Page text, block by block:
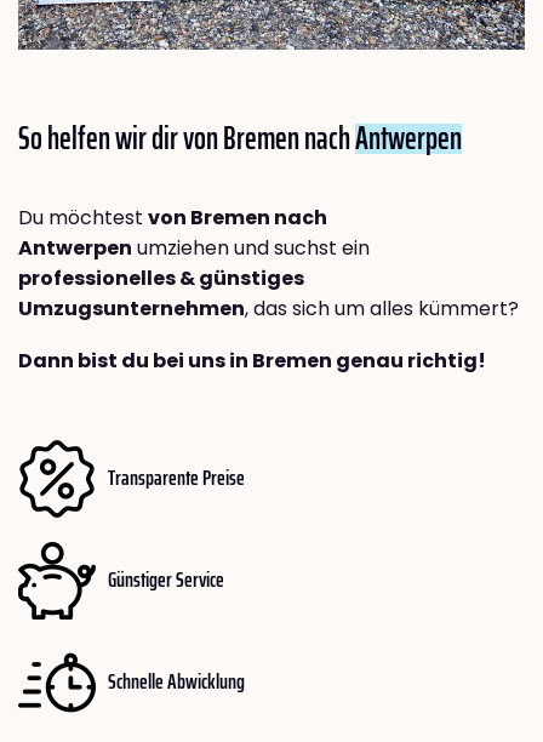
So helfen wir dir von Bremen nachAntwerpen
Du möchtest von Bremen nach
Antwerpen umziehen und suchst ein
professionelles & günstiges
Umzugsunternehmen, das sich um alles kümmert?
Dann bist du bei uns in Bremen genau richtig!
Transparente Preise
Günstiger Service
Schnelle Abwicklung